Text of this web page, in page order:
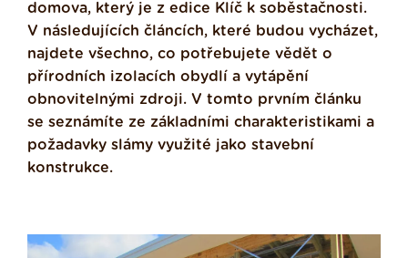
domova, který je z edice Klíč k soběstačnosti.
V následujících článcích, které budou vycházet,
najdete všechno, co potřebujete vědět o
přírodních izolacích obydlí a vytápění
obnovitelnými zdroji. V tomto prvním článku
se seznámíte ze základními charakteristikami a
požadavky slámy využité jako stavební
konstrukce.